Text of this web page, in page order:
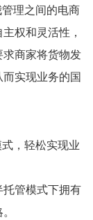
理之间的电商
权和灵活性，
商家将货物发
实现业务的国
，轻松实现业
管模式下拥有